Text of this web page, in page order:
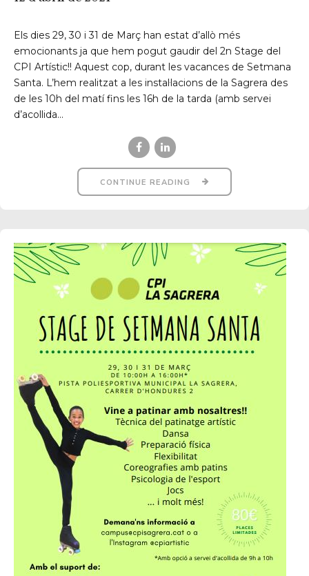
Els dies 29, 30 i 31 de Març han estat d’allò més
emocionants ja que hem pogut gaudir del 2n Stage del
CPI Artístic!! Aquest cop, durant les vacances de Setmana
Santa. L’hem realitzat a les instal·lacions de la Sagrera des
de les 10h del matí fins les 16h de la tarda (amb servei
d’acollida...
CONTINUE READING